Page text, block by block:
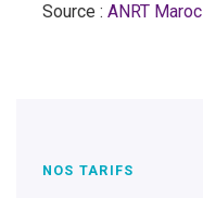
Source : ANRT Maroc
NOS TARIFS